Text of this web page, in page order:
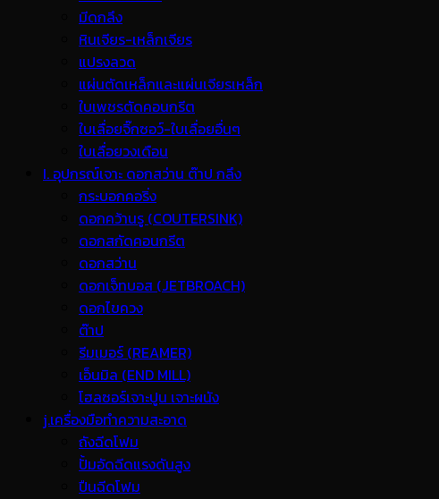
มีดกลึง
หินเจียร-เหล็กเจียร
แปรงลวด
แผ่นตัดเหล็กและแผ่นเจียรเหล็ก
ใบเพชรตัดคอนกรีต
ใบเลื่อยจิ๊กซอว์-ใบเลื่อยอื่นๆ
ใบเลื่อยวงเดือน
I. อุปกรณ์เจาะ ดอกสว่าน ต๊าป กลึง
กระบอกคอริ่ง
ดอกคว้านรู (COUTERSINK)
ดอกสกัดคอนกรีต
ดอกสว่าน
ดอกเจ็ทบอส (JETBROACH)
ดอกไขควง
ต๊าป
รีมเมอร์ (REAMER)
เอ็นมิล (END MILL)
โฮลซอร์เจาะปูน เจาะผนัง
j.เครื่องมือทำความสะอาด
ถังฉีดโฟม
ปั้มอัดฉีดแรงดันสูง
ปืนฉีดโฟม